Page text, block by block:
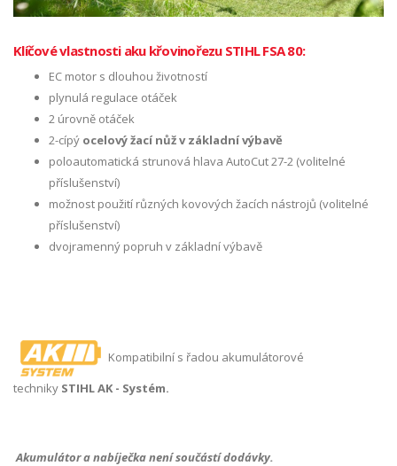
Klíčové vlastnosti aku křovinořezu STIHL FSA 80:
EC motor s dlouhou životností
plynulá regulace otáček
2 úrovně otáček
2-cípý ocelový žací nůž v základní výbavě
poloautomatická strunová hlava AutoCut 27-2 (volitelné
příslušenství)
možnost použití různých kovových žacích nástrojů (volitelné
příslušenství)
dvojramenný popruh v základní výbavě
Kompatibilní s řadou akumulátorové
techniky STIHL AK - Systém.
Akumulátor a nabíječka není součástí dodávky.